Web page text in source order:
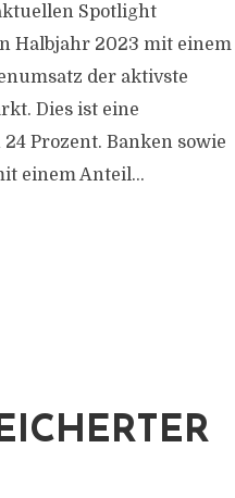
Spotlight
Halbjahr 2023 mit einem
der aktivste
Dies ist eine
Prozent. Banken sowie
einem Anteil...